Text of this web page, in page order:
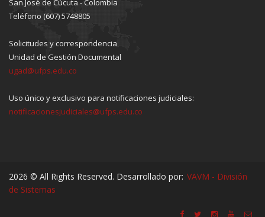
San José de Cúcuta - Colombia
Teléfono (607) 5748805
Solicitudes y correspondencia
Unidad de Gestión Documental
ugad@ufps.edu.co
Uso único y exclusivo para notificaciones judiciales:
notificacionesjudiciales@ufps.edu.co
2026 © All Rights Reserved. Desarrollado por: VAVM - División
de Sistemas